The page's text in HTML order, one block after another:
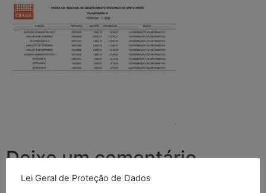
Deixe um comentário
O seu endereço de e-mail não será publicado.
Lei Geral de Proteção de Dados